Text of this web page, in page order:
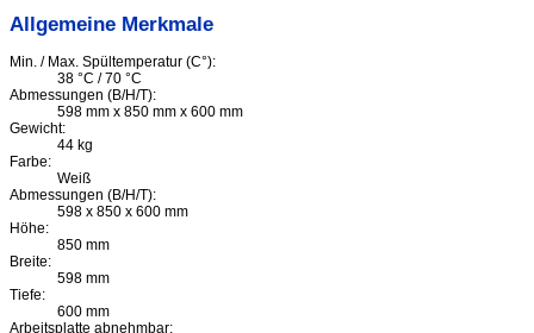
Allgemeine Merkmale
Min. / Max. Spültemperatur (C°):
38 °C / 70 °C
Abmessungen (B/H/T):
598 mm x 850 mm x 600 mm
Gewicht:
44 kg
Farbe:
Weiß
Abmessungen (B/H/T):
598 x 850 x 600 mm
Höhe:
850 mm
Breite:
598 mm
Tiefe:
600 mm
Arbeitsplatte abnehmbar: